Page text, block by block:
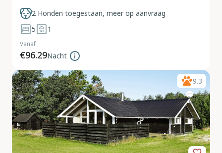
2 Honden toegestaan, meer op aanvraag
5
1
Vanaf
€96.29Nacht
9.3